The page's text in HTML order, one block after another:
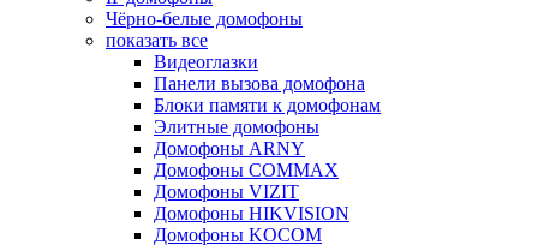
Чёрно-белые домофоны
показать все
Видеоглазки
Панели вызова домофона
Блоки памяти к домофонам
Элитные домофоны
Домофоны ARNY
Домофоны COMMAX
Домофоны VIZIT
Домофоны HIKVISION
Домофоны KOCOM